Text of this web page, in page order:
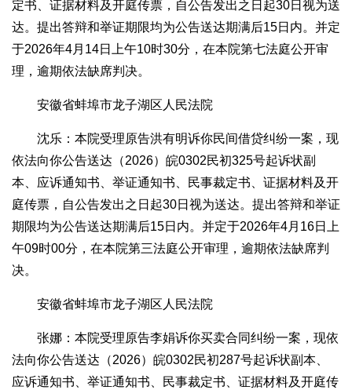
定书、证据材料及开庭传票，自公告发出之日起30日视为送
达。提出答辩和举证期限均为公告送达期满后15日内。并定
于2026年4月14日上午10时30分，在本院第七法庭公开审
理，逾期依法缺席判决。
安徽省蚌埠市龙子湖区人民法院
沈乐：本院受理原告洪有明诉你民间借贷纠纷一案，现
依法向你公告送达（2026）皖0302民初325号起诉状副
本、应诉通知书、举证通知书、民事裁定书、证据材料及开
庭传票，自公告发出之日起30日视为送达。提出答辩和举证
期限均为公告送达期满后15日内。并定于2026年4月16日上
午09时00分，在本院第三法庭公开审理，逾期依法缺席判
决。
安徽省蚌埠市龙子湖区人民法院
张娜：本院受理原告李娟诉你买卖合同纠纷一案，现依
法向你公告送达（2026）皖0302民初287号起诉状副本、
应诉通知书、举证通知书、民事裁定书、证据材料及开庭传